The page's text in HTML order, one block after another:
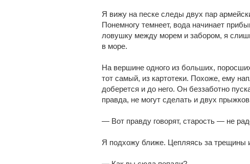
Я вижу на песке следы двух пар
Понемногу темнеет, вода начинает
ловушку между морем и забором, я
в море.
На вершине одного из больших,
тот самый, из картотеки. Похоже, ему
доберется и до него. Он беззаботно
правда, не могут сделать и двух
— Вот правду говорят, старость — не
Я подхожу ближе. Цепляясь за трещины